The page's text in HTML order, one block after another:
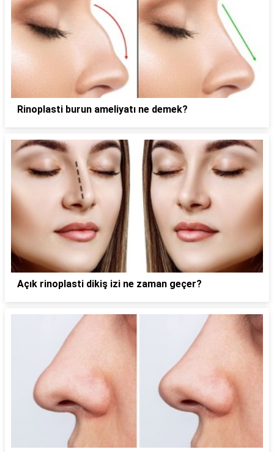
Rinoplasti burun ameliyatı ne demek?
Açık rinoplasti dikiş izi ne zaman geçer?